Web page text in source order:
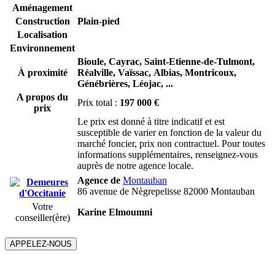
Aménagement
Construction
Plain-pied
Localisation
Environnement
À proximité
Bioule, Cayrac, Saint-Etienne-de-Tulmont,
Réalville, Vaïssac, Albias, Montricoux,
Génébrières, Léojac, ...
A propos du
prix
Prix total : 197 000 €
Le prix est donné à titre indicatif et est
susceptible de varier en fonction de la valeur du
marché foncier, prix non contractuel. Pour toutes
informations supplémentaires, renseignez-vous
auprès de notre agence locale.
Agence de Montauban
86 avenue de Nègrepelisse 82000 Montauban
Votre
conseiller(ère)
Karine Elmoumni
APPELEZ-NOUS